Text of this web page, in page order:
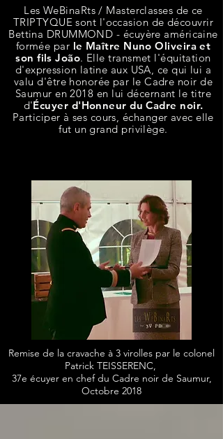
Les WeBinaRts / Masterclasses de ce
TRIPTYQUE sont l'occasion de découvrir
Bettina DRUMMOND - écuyère américaine
formée par le Maître Nuno Oliveira et
son fils João. Elle transmet l'équitation
d'expression latine aux USA, ce qui lui a
valu d'être honorée par le Cadre noir de
Saumur en 2018 en lui décernant le titre
d'Écuyer d'Honneur du Cadre noir.
Participer à ses cours, échanger avec elle
fut un grand privilège.
Remise de la cravache à 3 virolles par le colonel
Patrick TEISSERENC,
37e écuyer en chef du Cadre noir de Saumur,
Octobre 2018